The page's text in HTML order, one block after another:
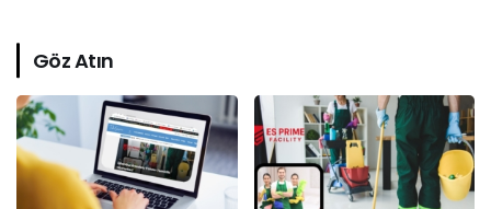
Göz Atın